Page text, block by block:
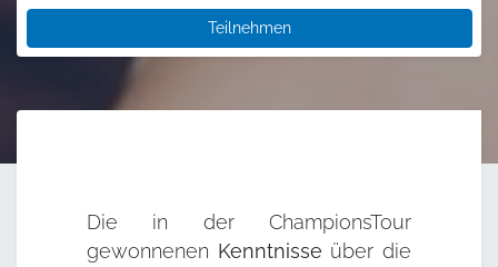
Teilnehmen
Die in der ChampionsTour
gewonnenen Kenntnisse über die